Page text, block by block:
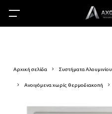
Menu
Αρχική σελίδα Συστήματα Αλουμινίου
Ανοιγόμενα χωρίς θερμοδιακοπή